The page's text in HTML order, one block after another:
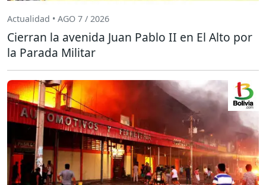
Actualidad • AGO 7 / 2026
Cierran la avenida Juan Pablo II en El Alto por
la Parada Militar